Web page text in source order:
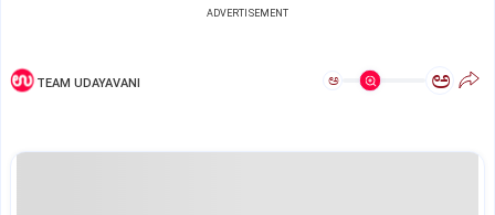
ADVERTISEMENT
TEAM UDAYAVANI ಅ ಅ